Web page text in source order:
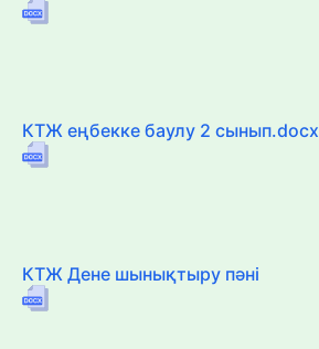
КТЖ еңбекке баулу 2 сынып.docx
КТЖ Дене шынықтыру пәні